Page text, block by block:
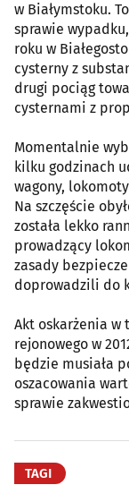
w Białymstoku.
sprawie
roku w
cysterny z
drugi pociąg
cysternami z
Momentalnie
kilku godzinach
wagony,
Na szczęście
została lekko
prowadzący
zasady
doprowadzili do
Akt oskarżenia w
rejonowego w
będzie musiała
oszacowania
sprawie
TAGI